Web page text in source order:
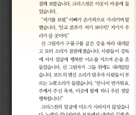
절해 보였습니다. 크리스천은 이곳이 마음에 들
었습니다.
“저기를 보렴.” 아빠가 손가락으로 가리키며 말
했습니다. “선교 본부가 저기 보이지? 저기가 우
리가 살 곳이야.”
산 그림자가 구불구불 굽은 강을 따라 내려앉
고 모터 소리가 잠잠해졌습니다. 사람들이 강둑
에 서서 얼굴에 행복한 미소를 지으며 손을 흔
들었습니다. 산 그림자가 그들 위에도 내려앉았
습니다. 보트의 엔진 소리가 멈추자 사람들이 부
르는 노랫소리가 들렸습니다. “만나서 반가워요.
주께서 주신 축복, 이곳에 함께 하니 우린 정말
행복합니다!”
크리스천의 얼굴에 미소가 사라지지 않았습니